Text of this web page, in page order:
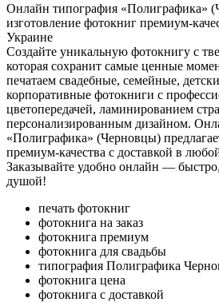
Онлайн типография «Полиграфика»
изготовление фотокниг премиум-
Украине
Создайте уникальную фотокнигу с
которая сохранит самые ценные
печатаем свадебные, семейные,
корпоративные фотокниги с
цветопередачей, ламинированием
персонализированным дизайном.
«Полиграфика» (Черновцы)
премиум-качества с доставкой в
Заказывайте удобно онлайн —
душой!
печать фотокниг
фотокнига на заказ
фотокнига премиум
фотокнига для свадьбы
типография Полиграфика
фотокнига цена
фотокнига с доставкой